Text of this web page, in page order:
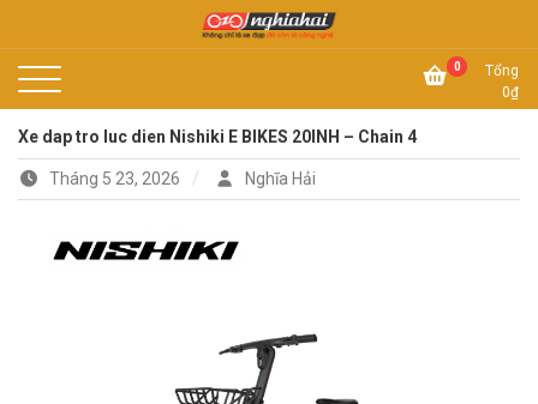
Xe đạp Nhật Nghĩa Hải 0
Tổng
0₫
Xe dap tro luc dien Nishiki E BIKES 20INH – Chain 4
Tháng 5 23, 2026 Nghĩa Hải